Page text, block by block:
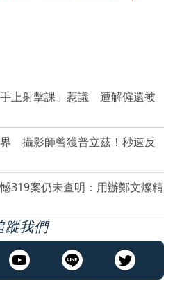
上射擊課」惹議 遭解僱還被
界 攝影師曾獲普立茲！秒速反
319案仍未查明：用辦鄭文燦精
蹤我們